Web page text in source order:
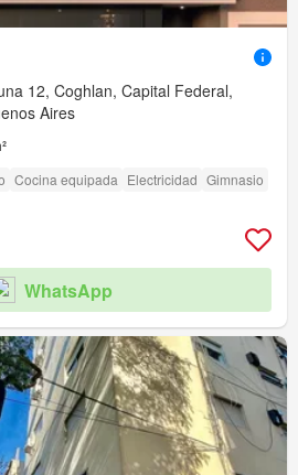
12, Coghlan, Capital Federal,
Aires
Cocina equipada Electricidad Gimnasio
WhatsApp